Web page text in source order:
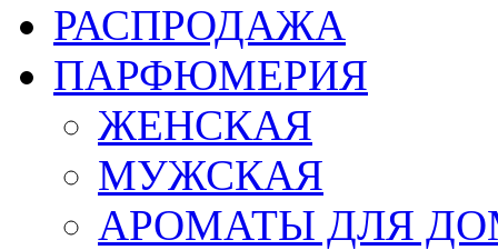
РАСПРОДАЖА
ПАРФЮМЕРИЯ
ЖЕНСКАЯ
МУЖСКАЯ
АРОМАТЫ ДЛЯ